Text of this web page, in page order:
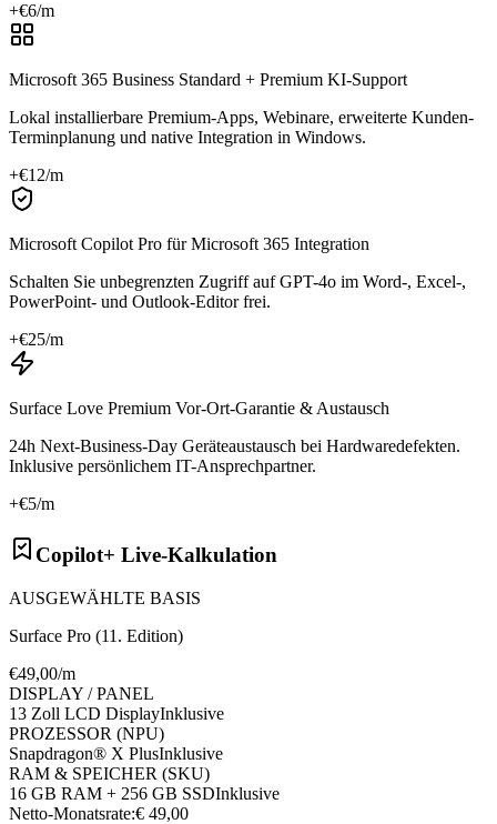
+€6/m
Microsoft 365 Business Standard + Premium KI-Support
Lokal installierbare Premium-Apps, Webinare, erweiterte Kunden-
Terminplanung und native Integration in Windows.
+€12/m
Microsoft Copilot Pro für Microsoft 365 Integration
Schalten Sie unbegrenzten Zugriff auf GPT-4o im Word-, Excel-,
PowerPoint- und Outlook-Editor frei.
+€25/m
Surface Love Premium Vor-Ort-Garantie & Austausch
24h Next-Business-Day Geräteaustausch bei Hardwaredefekten.
Inklusive persönlichem IT-Ansprechpartner.
+€5/m
Copilot+ Live-Kalkulation
AUSGEWÄHLTE BASIS
Surface Pro (11. Edition)
€49,00/m
DISPLAY / PANEL
13 Zoll LCD DisplayInklusive
PROZESSOR (NPU)
Snapdragon® X PlusInklusive
RAM & SPEICHER (SKU)
16 GB RAM + 256 GB SSDInklusive
Netto-Monatsrate:€ 49,00